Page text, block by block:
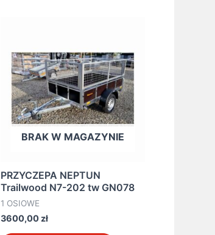
BRAK W MAGAZYNIE
PRZYCZEPA NEPTUN
Trailwood N7-202 tw GN078
1 OSIOWE
3600,00 zł